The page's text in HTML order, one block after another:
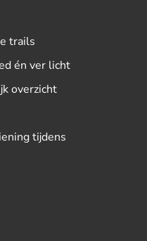
trails
én ver licht
overzicht
tijdens